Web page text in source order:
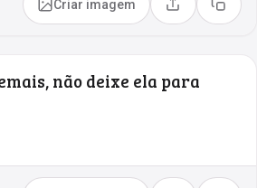
Criar imagem Compartilhar
Copiar
não deixe ela para